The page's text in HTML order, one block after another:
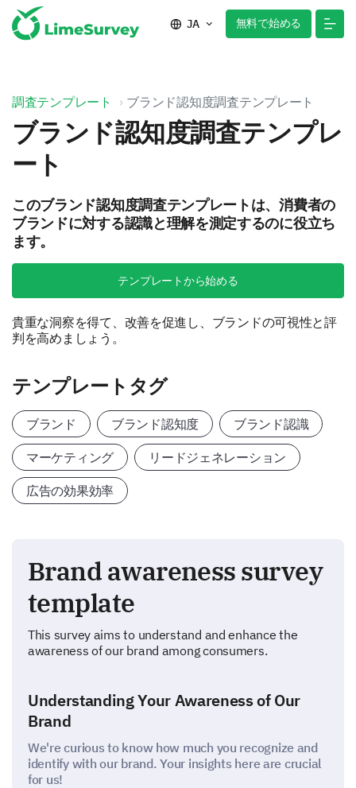
JA 無料で始める
調査テンプレート ブランド認知度調査テンプレート
ブランド認知度調査テンプレ
ート
このブランド認知度調査テンプレートは、消費者の
ブランドに対する認識と理解を測定するのに役立ち
ます。
テンプレートから始める
貴重な洞察を得て、改善を促進し、ブランドの可視性と評
判を高めましょう。
テンプレートタグ
ブランド ブランド認知度 ブランド認識
マーケティング リードジェネレーション
広告の効果効率
Brand awareness survey
template
This survey aims to understand and enhance the
awareness of our brand among consumers.
Understanding Your Awareness of Our
Brand
We're curious to know how much you recognize and
identify with our brand. Your insights here are crucial
for us!